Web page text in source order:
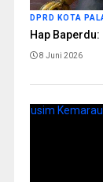
DPRD KOTA
Hap
8 Juni 2026